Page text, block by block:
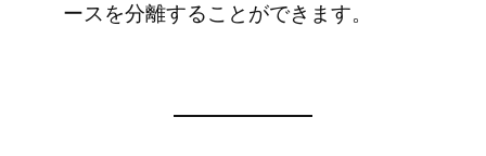
ースを分離することができます。